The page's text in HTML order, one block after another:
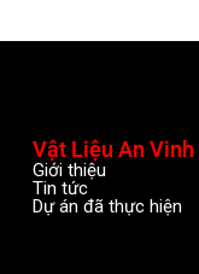
Vật Liệu An Vinh
Giới thiệu
Tin tức
Dự án đã thực hiện